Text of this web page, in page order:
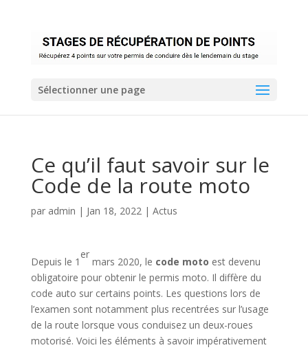
Sélectionner une page
Ce qu’il faut savoir sur le
Code de la route moto
par admin | Jan 18, 2022| Actus
Depuis le 1
er
mars 2020, le code moto est devenu
obligatoire pour obtenir le permis moto. Il diffère du
code auto sur certains points. Les questions lors de
l’examen sont notamment plus recentrées sur l’usage
de la route lorsque vous conduisez un deux-roues
motorisé. Voici les éléments à savoir impérativement